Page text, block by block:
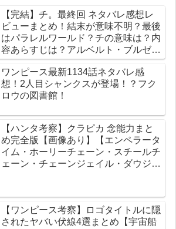
【完結】チ。最終回 ネタバレ感想レ
ビューまとめ！結末が意味不明？最後
はパラレルワールド？チの意味は？内
容あらすじは？アルベルト・ブルゼフ
スキとは？【総合評価評判】【地球の
運動について】
ワンピース最新1134話ネタバレ感
想！2人目シャンクスが登場！？フク
ロウの図書館！
【ハンタ考察】クラピカ 念能力まと
め完全版【画像あり】【エンペラータ
イム・ホーリーチェーン・スチールチ
ェーン・チェーンジェイル・ダウジン
【ワンピース考察】ロゴタイトルに隠
されたヤバい伏線4選まとめ【宇宙船